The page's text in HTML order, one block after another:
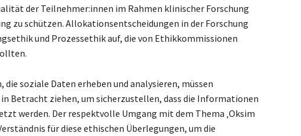
der Teilnehmer:innen im Rahmen klinischer Forschung
zu schützen. Allokationsentscheidungen in der Forschung
und Prozessethik auf, die von Ethikkommissionen
soziale Daten erheben und analysieren, müssen
Betracht ziehen, um sicherzustellen, dass die Informationen
werden. Der respektvolle Umgang mit dem Thema ‚Oksim
für diese ethischen Überlegungen, um die